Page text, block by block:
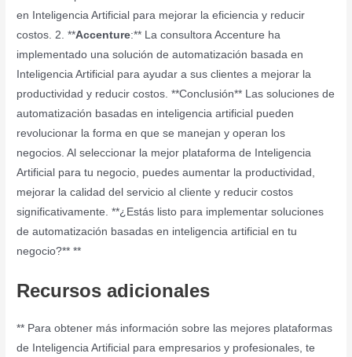
en Inteligencia Artificial para mejorar la eficiencia y reducir
costos. 2. **Accenture:** La consultora Accenture ha
implementado una solución de automatización basada en
Inteligencia Artificial para ayudar a sus clientes a mejorar la
productividad y reducir costos. **Conclusión** Las soluciones de
automatización basadas en inteligencia artificial pueden
revolucionar la forma en que se manejan y operan los
negocios. Al seleccionar la mejor plataforma de Inteligencia
Artificial para tu negocio, puedes aumentar la productividad,
mejorar la calidad del servicio al cliente y reducir costos
significativamente. **¿Estás listo para implementar soluciones
de automatización basadas en inteligencia artificial en tu
negocio?** **
Recursos adicionales
** Para obtener más información sobre las mejores plataformas
de Inteligencia Artificial para empresarios y profesionales, te